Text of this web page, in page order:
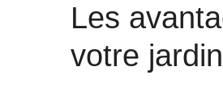
Les
votre jardin